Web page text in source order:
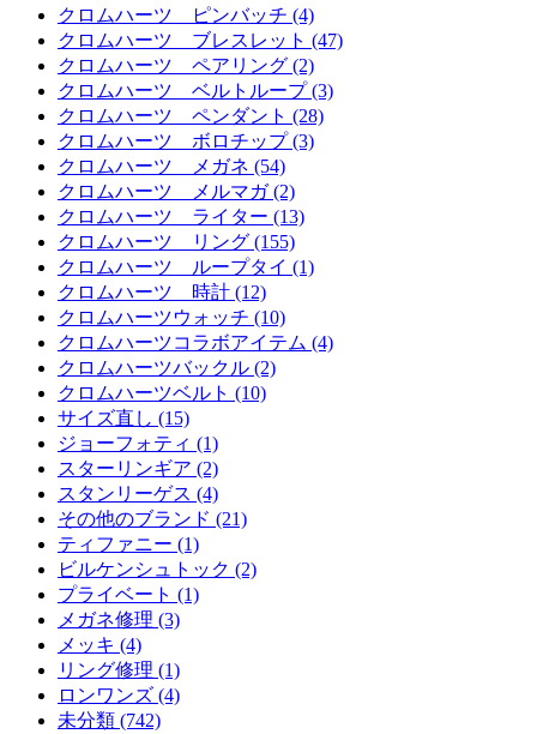
クロムハーツ ピンバッチ (4)
クロムハーツ ブレスレット (47)
クロムハーツ ペアリング (2)
クロムハーツ ベルトループ (3)
クロムハーツ ペンダント (28)
クロムハーツ ボロチップ (3)
クロムハーツ メガネ (54)
クロムハーツ メルマガ (2)
クロムハーツ ライター (13)
クロムハーツ リング (155)
クロムハーツ ループタイ (1)
クロムハーツ 時計 (12)
クロムハーツウォッチ (10)
クロムハーツコラボアイテム (4)
クロムハーツバックル (2)
クロムハーツベルト (10)
サイズ直し (15)
ジョーフォティ (1)
スターリンギア (2)
スタンリーゲス (4)
その他のブランド (21)
ティファニー (1)
ビルケンシュトック (2)
プライベート (1)
メガネ修理 (3)
メッキ (4)
リング修理 (1)
ロンワンズ (4)
未分類 (742)